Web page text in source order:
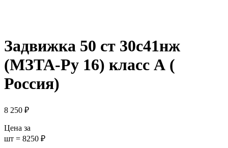
Задвижка 50 ст 30с41нж
(МЗТА-Ру 16) класс А (
Россия)
8 250 ₽
Цена за
шт = 8250 ₽